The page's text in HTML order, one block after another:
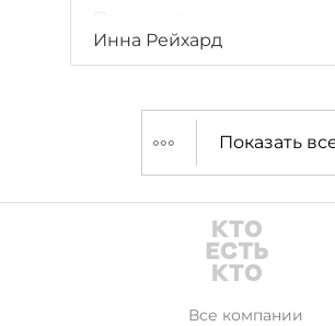
конструкций Никита
нашел крупного партнера
Инна Рейхард
Показать
Все компании